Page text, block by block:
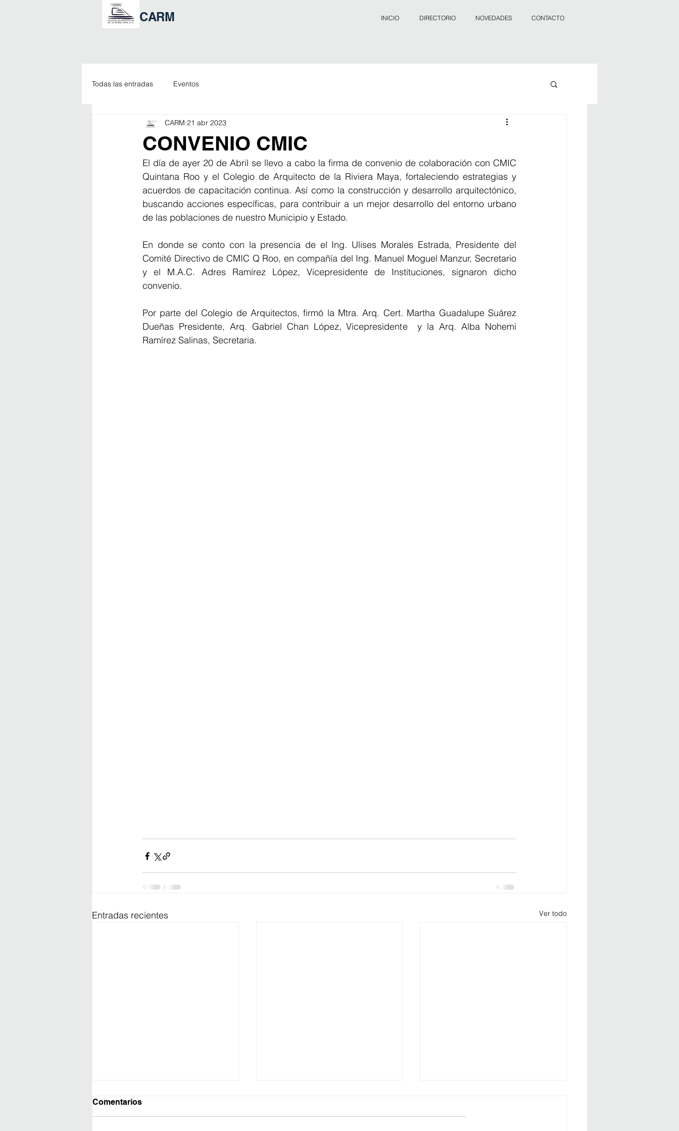
CARM INICIO DIRECTORIO NOVEDADES CONTACTO
Todas las entradas Eventos
CONVENIO CMIC
CARM 21 abr 2023
El día de ayer 20 de Abril se llevo a cabo la firma de convenio de colaboración con CMIC
Quintana Roo y el Colegio de Arquitecto de la Riviera Maya, fortaleciendo estrategias y
acuerdos de capacitación continua. Así como la construcción y desarrollo arquitectónico,
buscando acciones específicas, para contribuir a un mejor desarrollo del entorno urbano
de las poblaciones de nuestro Municipio y Estado.
En donde se conto con la presencia de el Ing. Ulises Morales Estrada, Presidente del
Comité Directivo de CMIC Q Roo, en compañía del Ing. Manuel Moguel Manzur, Secretario
y el M.A.C. Adres Ramírez López, Vicepresidente de Instituciones, signaron dicho
convenio.
Por parte del Colegio de Arquitectos, firmó la Mtra. Arq. Cert. Martha Guadalupe Suárez
Dueñas Presidente, Arq. Gabriel Chan López, Vicepresidente  y la Arq. Alba Nohemi
Ramírez Salinas, Secretaria.
Entradas recientes Ver todo
Comentarios